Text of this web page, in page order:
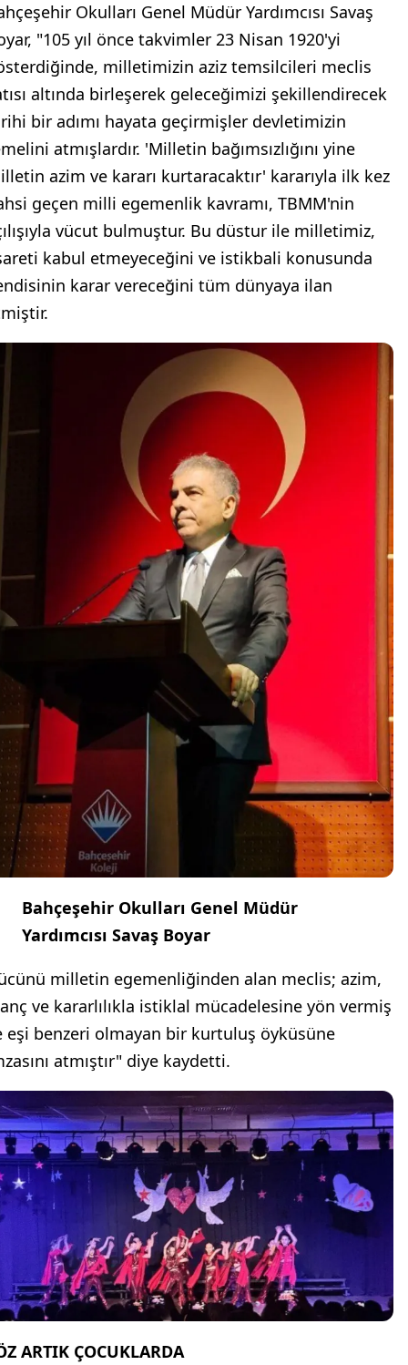
Okulları Genel Müdür Yardımcısı Savaş
"105 yıl önce takvimler 23 Nisan 1920'yi
milletimizin aziz temsilcileri meclis
altında birleşerek geleceğimizi şekillendirecek
bir adımı hayata geçirmişler devletimizin
atmışlardır. 'Milletin bağımsızlığını yine
azim ve kararı kurtaracaktır' kararıyla ilk kez
geçen milli egemenlik kavramı, TBMM'nin
vücut bulmuştur. Bu düstur ile milletimiz,
kabul etmeyeceğini ve istikbali konusunda
karar vereceğini tüm dünyaya ilan
Bahçeşehir Okulları Genel Müdür
Yardımcısı Savaş Boyar
milletin egemenliğinden alan meclis; azim,
ve kararlılıkla istiklal mücadelesine yön vermiş
eşi benzeri olmayan bir kurtuluş öyküsüne
atmıştır" diye kaydetti.
ARTIK ÇOCUKLARDA